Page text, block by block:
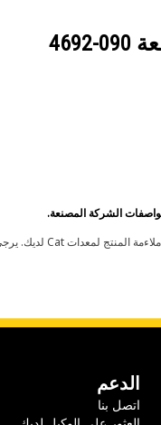
090-4692
الدعم
اتصل بنا